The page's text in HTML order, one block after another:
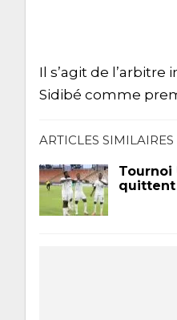
Il s’agit de
Sidibé comme
ARTICLES SIMILAIRES
Tournoi
quittent